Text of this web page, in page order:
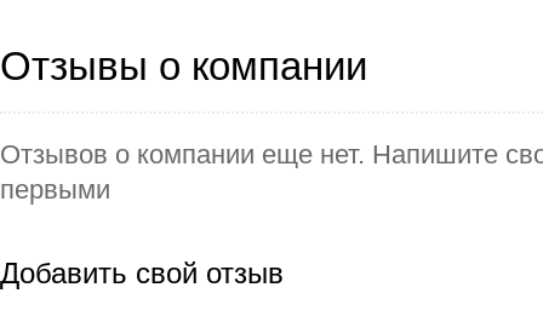
Отзывы о компании
Отзывов о компании еще нет. Напишите
первыми
Добавить свой отзыв